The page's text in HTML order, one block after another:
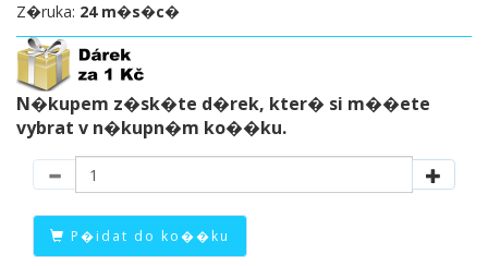
Z�ruka: 24 m�s�c�
N�kupem z�sk�te d�rek, kter� si m��ete
vybrat v n�kupn�m ko��ku.
P�idat do ko��ku